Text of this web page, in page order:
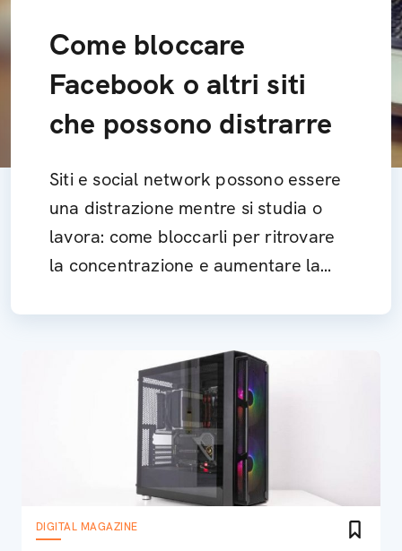
Come bloccare
Facebook o altri siti
che possono distrarre
Siti e social network possono essere
una distrazione mentre si studia o
lavora: come bloccarli per ritrovare
la concentrazione e aumentare la
DIGITAL MAGAZINE